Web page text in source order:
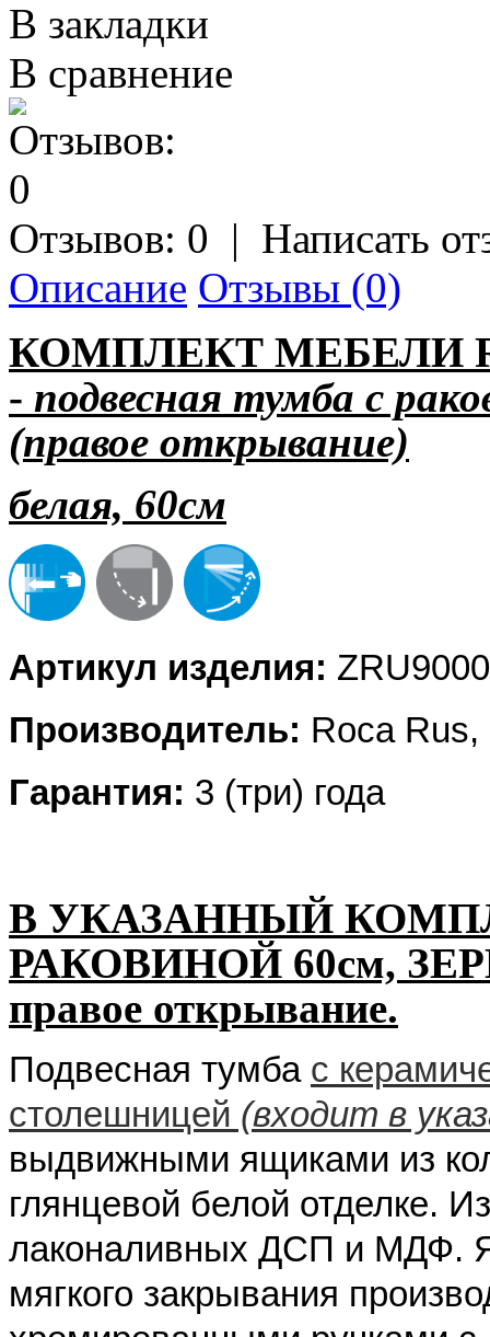
В закладки
В сравнение
Отзывов: 0 | Написать
Описание Отзывы (0)
КОМПЛЕКТ МЕБЕЛИ
- подвесная тумба с
(правое открывание)
белая, 60см
Артикул изделия:
Производитель: Roca Rus,
Гарантия: 3 (три) года
В УКАЗАННЫЙ
РАКОВИНОЙ 60см,
правое открывание.
Подвесная тумба с
столешницей (входит в
выдвижными ящиками из
глянцевой белой отделке.
лаконаливных ДСП и МДФ.
мягкого закрывания